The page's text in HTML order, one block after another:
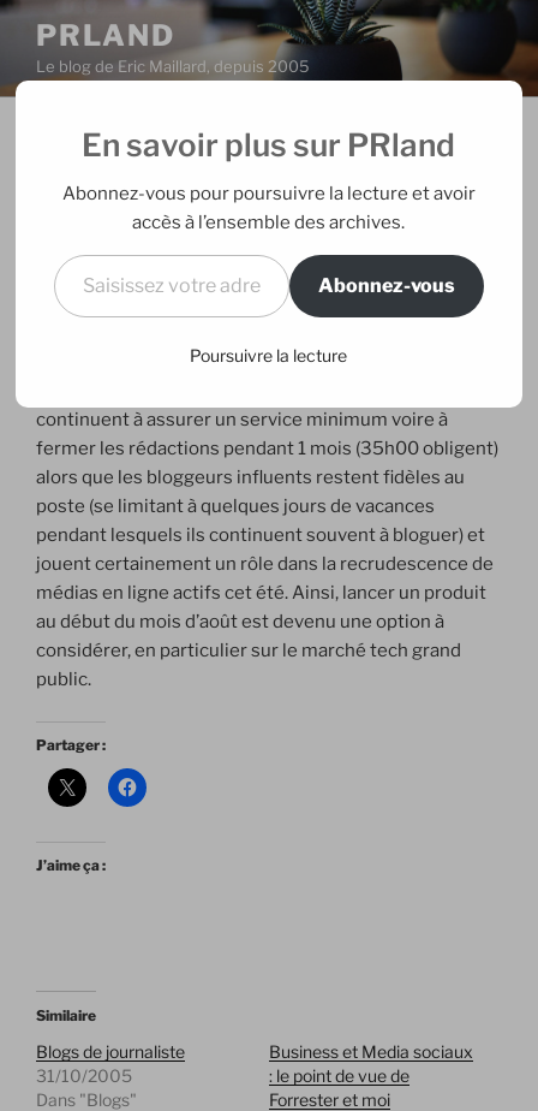
Aller
contenu
principal
PRLAND
Le blog de Eric Maillard, depuis 2005
PUBLIÉ
11/08/2005PARERIC
Ouvert tout l’été
hors actu majeure- en sommeil au mois d’août en
France (rédactions désertes, sites en berne,
donne en profondeur et de façon particulièrement
continuent à assurer un service minimum voire à
fermer les rédactions pendant 1 mois (35h00 obligent)
alors que les bloggeurs influents restent fidèles au
poste (se limitant à quelques jours de vacances
pendant lesquels ils continuent souvent à bloguer) et
jouent certainement un rôle dans la recrudescence de
médias en ligne actifs cet été. Ainsi, lancer un produit
au début du mois d’août est devenu une option à
considérer, en particulier sur le marché tech grand
public.
Partager :
J’aime ça :
Similaire
Blogs de journaliste
31/10/2005
Dans "Blogs"
Business et Media sociaux
: le point de vue de
Forrester et moi
En savoir plus sur PRland
Abonnez-vous pour poursuivre la lecture et avoir
accès à l’ensemble des archives.
Saisissez votre adresse e-mail…
Abonnez-vous
Poursuivre la lecture